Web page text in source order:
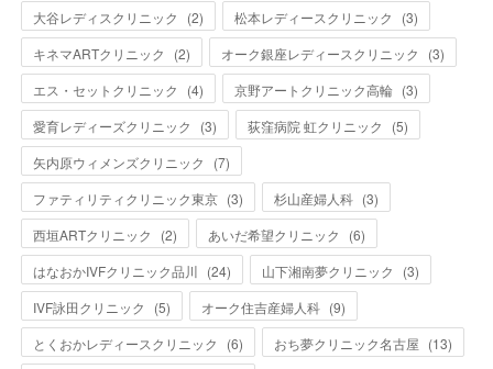
大谷レディスクリニック
(2) 松本レディースクリニック (3)
キネマARTクリニック
(2) オーク銀座レディースクリニック (3)
エス・セットクリニック
(4) 京野アートクリニック高輪 (3)
愛育レディーズクリニック
(3) 荻窪病院 虹クリニック (5)
矢内原ウィメンズクリニック
(7)
ファティリティクリニック東京 (3) 杉山産婦人科 (3)
西垣ARTクリニック
(2) あいだ希望クリニック (6)
はなおかIVFクリニック品川 (24) 山下湘南夢クリニック (3)
IVF詠田クリニック
(5) オーク住吉産婦人科 (9)
とくおかレディースクリニック
(6) おち夢クリニック名古屋 (13)